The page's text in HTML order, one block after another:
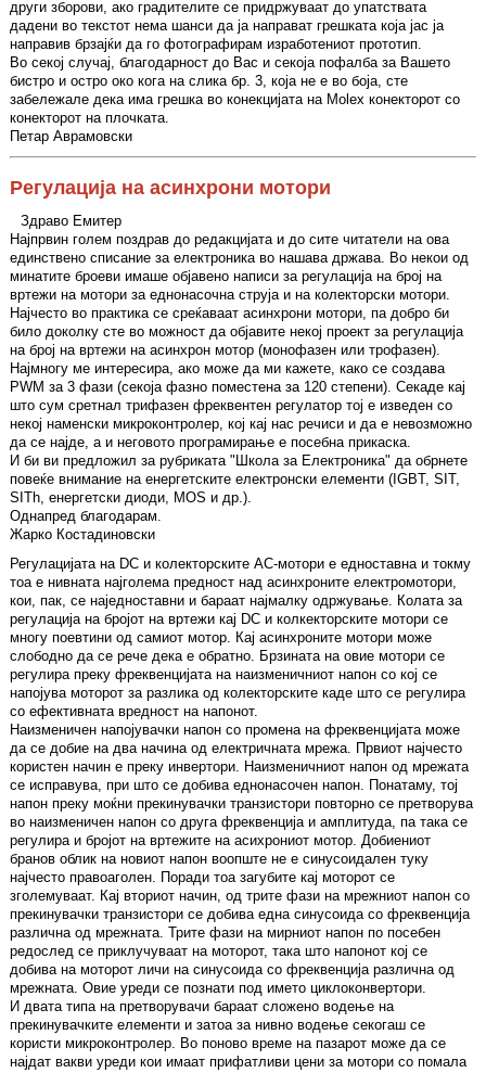
други зборови, ако градителите се придржуваат до упатствата
дадени во текстот нема шанси да ја направат грешката која јас ја
направив брзајќи да го фотографирам изработениот прототип.
Во секој случај, благодарност до Вас и секоја пофалба за Вашето
бистро и остро око кога на слика бр. 3, која не е во боја, сте
забележале дека има грешка во конекцијата на Molex конекторот со
конекторот на плочката.
Петар Аврамовски
Регулација на асинхрони мотори
Здраво Емитер
Најпрвин голем поздрав до редакцијата и до сите читатели на ова
единствено списание за електроника во нашава држава. Во некои од
минатите броеви имаше објавено написи за регулација на број на
вртежи на мотори за еднонасочна струја и на колекторски мотори.
Најчесто во практика се среќаваат асинхрони мотори, па добро би
било доколку сте во можност да објавите некој проект за регулација
на број на вртежи на асинхрон мотор (монофазен или трофазен).
Најмногу ме интересира, ако може да ми кажете, како се создава
PWM за 3 фази (секоја фазно поместена за 120 степени). Секаде кај
што сум сретнал трифазен фреквентен регулатор тој е изведен со
некој наменски микроконтролер, кој кај нас речиси и да е невозможно
да се најде, а и неговото програмирање е посебна прикаска.
И би ви предложил за рубриката "Школа за Електроника" да обрнете
повеќе внимание на енергетските електронски елементи (IGBT, SIT,
SITh, енергетски диоди, MOS и др.).
Однапред благодарам.
Жарко Костадиновски
Регулацијата на DC и колекторските AC-мотори е едноставна и токму
тоа е нивната најголема предност над асинхроните електромотори,
кои, пак, се наједноставни и бараат најмалку одржување. Колата за
регулација на бројот на вртежи кај DC и колкекторските мотори се
многу поевтини од самиот мотор. Кај асинхроните мотори може
слободно да се рече дека е обратно. Брзината на овие мотори се
регулира преку фреквенцијата на наизменичниот напон со кој се
напојува моторот за разлика од колекторските каде што се регулира
со ефективната вредност на напонот.
Наизменичен напојувачки напон со промена на фреквенцијата може
да се добие на два начина од електричната мрежа. Првиот најчесто
користен начин е преку инвертори. Наизменичниот напон од мрежата
се исправува, при што се добива еднонасочен напон. Понатаму, тој
напон преку моќни прекинувачки транзистори повторно се претворува
во наизменичен напон со друга фреквенција и амплитуда, па така се
регулира и бројот на вртежите на асихрониот мотор. Добиениот
бранов облик на новиот напон воопште не е синусоидален туку
најчесто правоаголен. Поради тоа загубите кај моторот се
зголемуваат. Кај вториот начин, од трите фази на мрежниот напон со
прекинувачки транзистори се добива една синусоида со фреквенција
различна од мрежната. Трите фази на мирниот напон по посебен
редослед се приклучуваат на моторот, така што напонот кој се
добива на моторот личи на синусоида со фреквенција различна од
мрежната. Овие уреди се познати под името циклоконвертори.
И двата типа на претворувачи бараат сложено водење на
прекинувачките елементи и затоа за нивно водење секогаш се
користи микроконтролер. Во поново време на пазарот може да се
најдат вакви уреди кои имаат прифатливи цени за мотори со помала